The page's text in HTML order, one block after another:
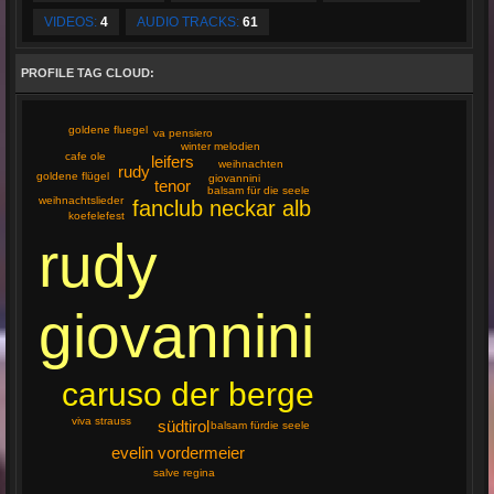
VIDEOS: 4 AUDIO TRACKS: 61
PROFILE TAG CLOUD:
rudy
giovannini
caruso der berge
fanclub neckar alb
südtirol
tenor
leifers
rudy
evelin vordermeier
weihnachtslieder
koefelefest
giovannini
viva strauss
winter melodien
weihnachten
balsam für die seele
balsam fürdie seele
salve regina
va pensiero
cafe ole
goldene flügel
goldene fluegel